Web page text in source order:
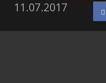
11.07.2017